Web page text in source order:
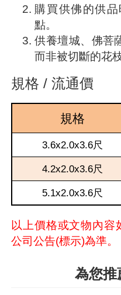
購買供佛的供
點。
供養壇城、佛菩
而非被切斷的花枝
規格 / 流通價
規格
3.6x2.0x3.6尺
4.2x2.0x3.6尺
5.1x2.0x3.6尺
以上價格或文物內容
公司公告(標示)為準。
為您推